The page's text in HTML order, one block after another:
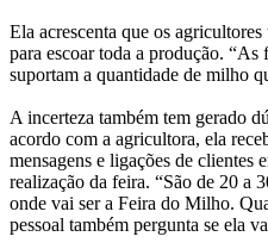
Ela acrescenta que os
para escoar toda a produção.
suportam a quantidade de milho
A incerteza também tem gerado
acordo com a agricultora, ela
mensagens e ligações de clientes
realização da feira. “São de 20 a
onde vai ser a Feira do Milho.
pessoal também pergunta se ela